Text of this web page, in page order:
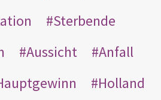
Sterbende
Aussicht
Anfall
Holland